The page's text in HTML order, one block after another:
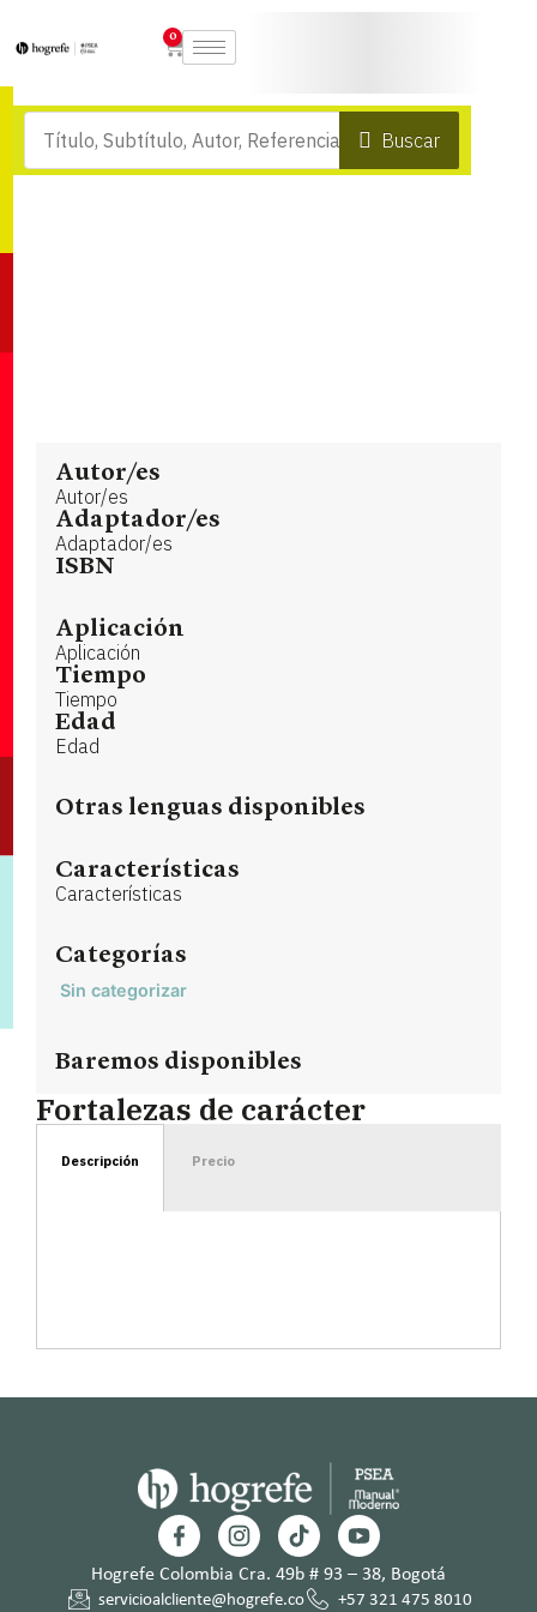
0
Buscar
Autor/es
Autor/es
Adaptador/es
Adaptador/es
ISBN
Aplicación
Aplicación
Tiempo
Tiempo
Edad
Edad
Otras lenguas disponibles
Características
Características
Categorías
Sin categorizar
Baremos disponibles
Fortalezas de carácter
Descripción Precio
Hogrefe Colombia Cra. 49b # 93 – 38, Bogotá
servicioalcliente@hogrefe.co +57 321 475 8010